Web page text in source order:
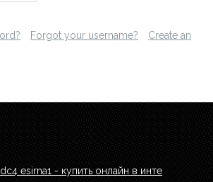
Forgot your username?
Create an
esirna1 - купить онлайн в инте